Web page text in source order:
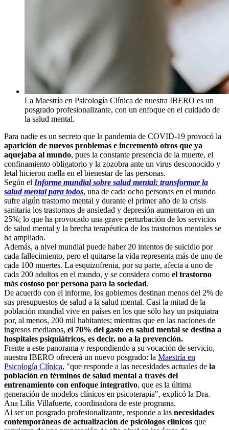
La Maestría en Psicología Clínica de nuestra IBERO es un
posgrado profesionalizante, con un enfoque en el cuidado de
la salud mental.
Para nadie es un secreto que la pandemia de COVID-19 provocó la
aparición de nuevos problemas e incrementó otros que ya
aquejaba al mundo, pues la constante presencia de la muerte, el
confinamiento obligatorio y la zozobra ante un virus desconocido y
letal hicieron mella en el bienestar de las personas.
Según el Informe mundial sobre salud mental: transformar la
salud mental para todos, una de cada ocho personas en el mundo
sufre algún trastorno mental y durante el primer año de la crisis
sanitaria los trastornos de ansiedad y depresión aumentaron en un
25%; lo que ha provocado una grave perturbación de los servicios
de salud mental y la brecha terapéutica de los trastornos mentales se
ha ampliado.
Además, a nivel mundial puede haber 20 intentos de suicidio por
cada fallecimiento, pero el quitarse la vida representa más de uno de
cada 100 muertes. La esquizofrenia, por su parte, afecta a uno de
cada 200 adultos en el mundo, y se considera como el trastorno
más costoso por persona para la sociedad.
De acuerdo con el informe, los gobiernos destinan menos del 2% de
sus presupuestos de salud a la salud mental. Casi la mitad de la
población mundial vive en países en los que sólo hay un psiquiatra
por, al menos, 200 mil habitantes; mientras que en las naciones de
ingresos medianos, el 70% del gasto en salud mental se destina a
hospitales psiquiátricos, es decir, no a la prevención.
Frente a este panorama y respondiendo a su vocación de servicio,
nuestra IBERO ofrecerá un nuevo posgrado: la Maestría en
Psicología Clínica, "que responde a las necesidades actuales de la
población en términos de salud mental a través del
entrenamiento con enfoque integrativo, que es la última
generación de modelos clínicos en psicoterapia", explicó la Dra.
Ana Lilia Villafuerte, coordinadora de este programa.
Al ser un posgrado profesionalizante, responde a las necesidades
contemporáneas de actualización de psicólogos clínicos que